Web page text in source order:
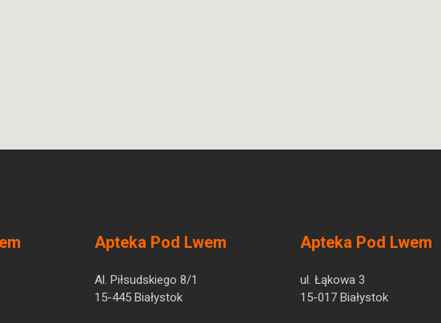
Apteka Pod Lwem
Al. Piłsudskiego 8/1
15-445 Białystok
Apteka Pod Lwem
ul. Łąkowa 3
15-017 Białystok